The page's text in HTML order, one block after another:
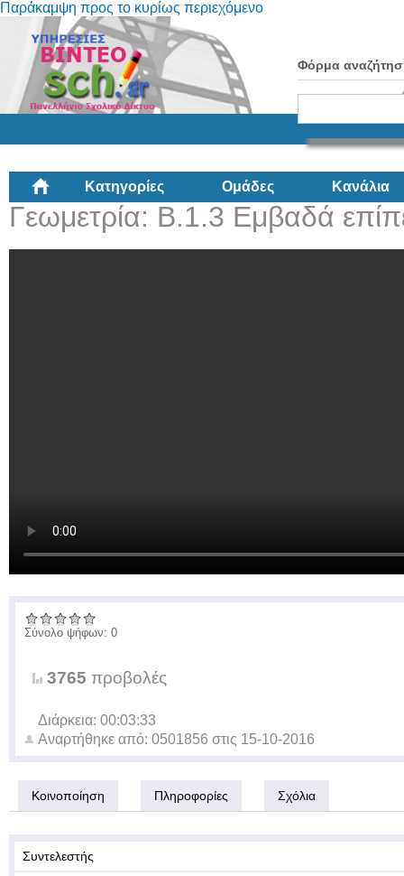
Παράκαμψη προς το κυρίως περιεχόμενο
Φόρμα
Κατηγορίες Ομάδες Κανάλια
Γεωμετρία: Β.1.3 Εμβαδά
Σύνολο ψήφων: 0
3765 προβολές
Διάρκεια: 00:03:33
Αναρτήθηκε από: 0501856 στις 15-10-2016
Κοινοποίηση Πληροφορίες Σχόλια
Συντελεστής